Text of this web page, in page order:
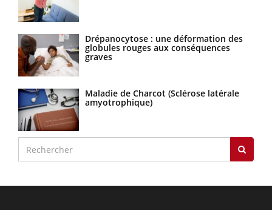
Drépanocytose : une déformation des
globules rouges aux conséquences
graves
Maladie de Charcot (Sclérose latérale
amyotrophique)